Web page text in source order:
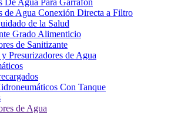
De Agua Para Garrafón
de Agua Conexión Directa a Filtro
de la Salud
Grado Alimenticio
de Sanitizante
Presurizadores de Agua
Con Tanque
de Agua